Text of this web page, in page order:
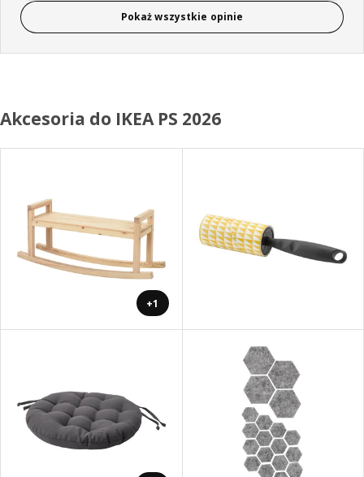
Pokaż wszystkie opinie
Akcesoria do IKEA PS 2026
+1